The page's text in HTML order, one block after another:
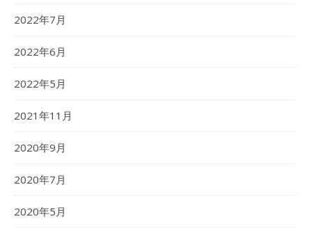
2022年7月
2022年6月
2022年5月
2021年11月
2020年9月
2020年7月
2020年5月